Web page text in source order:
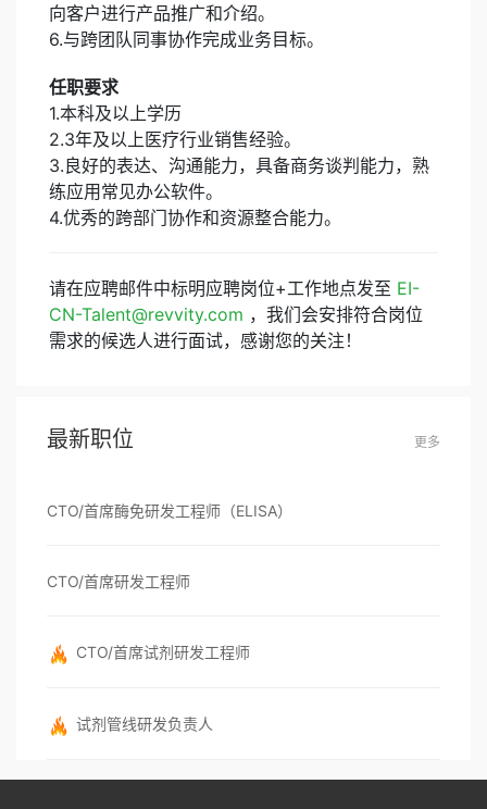
向客户进行产品推广和介绍。
6.与跨团队同事协作完成业务目标。
任职要求
1.本科及以上学历
2.3年及以上医疗行业销售经验。
3.良好的表达、沟通能力，具备商务谈判能力，熟
练应用常见办公软件。
请在应聘邮件中标明应聘岗位+工作地点发至 EI-
CN-Talent@revvity.com ，我们会安排符合岗位
需求的候选人进行面试，感谢您的关注！
最新职位 更多
CTO/首席酶免研发工程师（ELISA）
CTO/首席研发工程师
CTO/首席试剂研发工程师
试剂管线研发负责人